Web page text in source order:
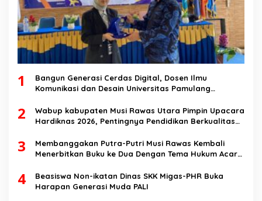
1
Bangun Generasi Cerdas Digital, Dosen Ilmu
Komunikasi dan Desain Universitas Pamulang
Speech di SMK Ikhlas Jawilan
2
Wabup kabupaten Musi Rawas Utara Pimpin Upacara
Hardiknas 2026, Pentingnya Pendidikan Berkualitas
3
Membanggakan Putra-Putri Musi Rawas Kembali
Menerbitkan Buku ke Dua Dengan Tema Hukum Acara
4
Beasiswa Non-ikatan Dinas SKK Migas-PHR Buka
Harapan Generasi Muda PALI